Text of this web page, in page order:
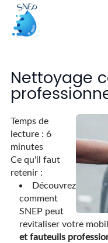
Nettoyage
Temps de
lecture : 6
minutes
Ce qu'il faut
retenir :
Découvrez
comment
SNEP peut
revitaliser votre
et fauteuils